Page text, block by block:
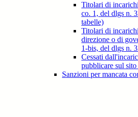
Titolari di
co. 1, del dlgs n.
tabelle)
Titolari di
direzione o di
1-bis, del dlgs n.
Cessati
pubblicare sul
Sanzioni per mancata